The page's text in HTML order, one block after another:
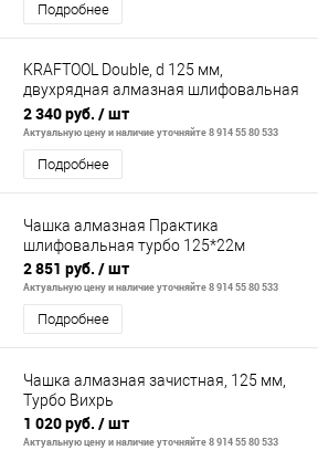
Подробнее
KRAFTOOL Double, d 125 мм,
двухрядная алмазная шлифовальная
чашка, INDUSTRIAL (33369-125)
2 340 руб. / шт
Актуальную цену и наличие уточняйте 8 914 55 80 533
Подробнее
Чашка алмазная Практика
шлифовальная турбо 125*22м
2 851 руб. / шт
Актуальную цену и наличие уточняйте 8 914 55 80 533
Подробнее
Чашка алмазная зачистная, 125 мм,
Турбо Вихрь
1 020 руб. / шт
Актуальную цену и наличие уточняйте 8 914 55 80 533